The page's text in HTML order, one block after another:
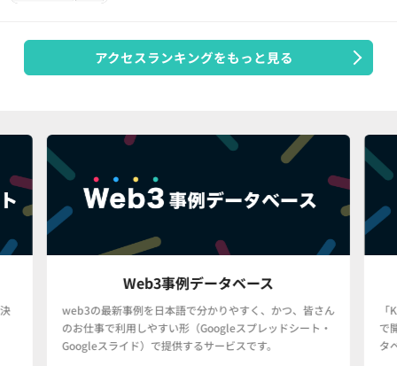
アクセスランキングをもっと見る
Web3事例データベース
web3の最新事例を日本語で分かりやすく、かつ、皆さん
のお仕事で利用しやすい形（Googleスプレッドシート・
Googleスライド）で提供するサービスです。
で
タ